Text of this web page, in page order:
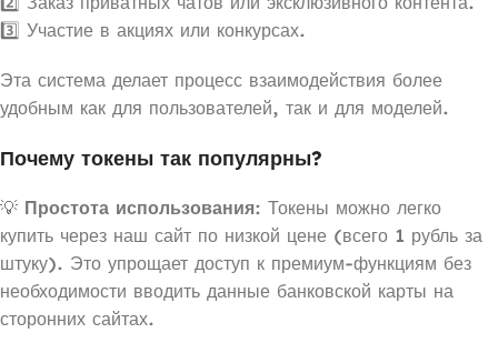
3️⃣ Участие в акциях или конкурсах.
Эта система делает процесс взаимодействия более
удобным как для пользователей, так и для моделей.
Почему токены так популярны?
💡 Простота использования: Токены можно легко
купить через наш сайт по низкой цене (всего 1 рубль за
штуку). Это упрощает доступ к премиум-функциям без
необходимости вводить данные банковской карты на
сторонних сайтах.